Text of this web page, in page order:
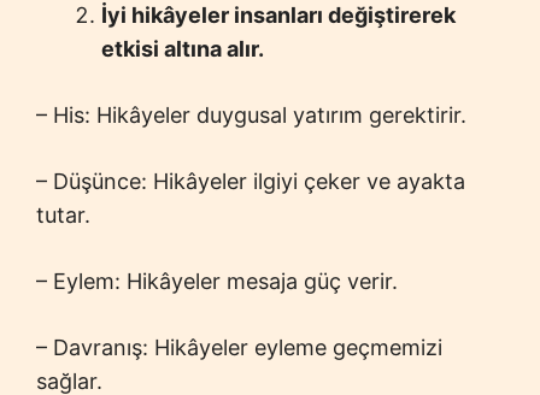
İyi hikâyeler insanları değiştirerek
etkisi altına alır.
– His: Hikâyeler duygusal yatırım gerektirir.
– Düşünce: Hikâyeler ilgiyi çeker ve ayakta
tutar.
– Eylem: Hikâyeler mesaja güç verir.
– Davranış: Hikâyeler eyleme geçmemizi
sağlar.